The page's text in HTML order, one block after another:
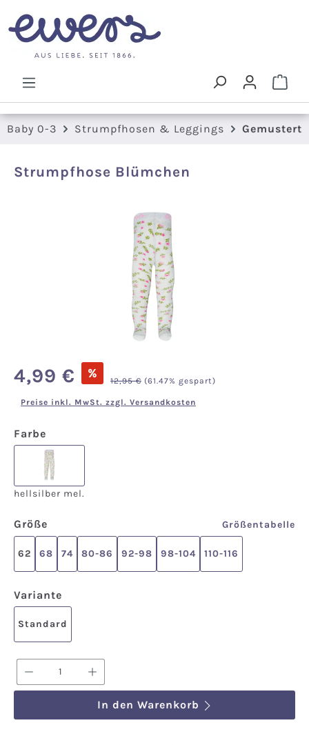
Zum Hauptinhalt springen
Baby 0-3 Strumpfhosen & Leggings Gemustert
Strumpfhose Blümchen
Bildergalerie überspringen
Verkaufspreis:
4,99 € % Regulärer Preis:
12,95 € (61.47% gespart)
Preise inkl. MwSt. zzgl. Versandkosten
Farbe
hellsilber mel.
hellsilber mel.
Größe Größentabelle
62 68 74 80-86 92-98 98-104 110-116
Variante
Standard
Produkt Anzahl: Gib den
In den Warenkorb